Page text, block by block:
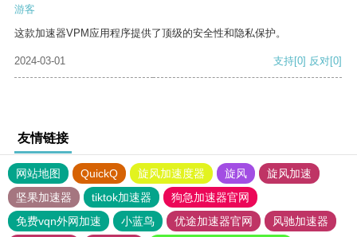
游客
这款加速器VPM应用程序提供了顶级的安全性和隐私保护。
2024-03-01 支持[0] 反对[0]
友情链接
网站地图 QuickQ 旋风加速度器 旋风
旋风加速
坚果加速器
tiktok加速器
狗急加速器官网
免费vqn外网加速
小蓝鸟 优途加速器官网 风驰加速器